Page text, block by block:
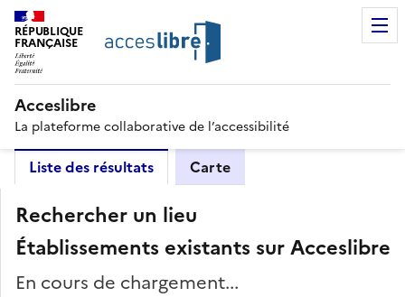
RÉPUBLIQUE
FRANÇAISE
Acceslibre
La plateforme collaborative de l’accessibilité
Liste des résultats Carte
Rechercher un lieu
Établissements existants sur Acceslibre
En cours de chargement...